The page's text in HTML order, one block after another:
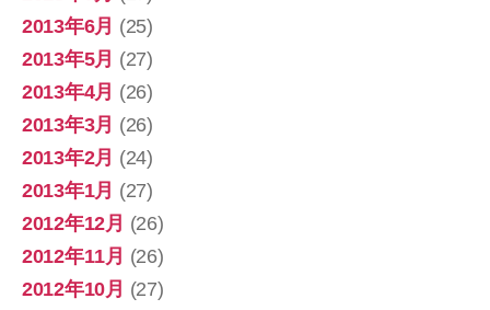
2013年6月 (25)
2013年5月 (27)
2013年4月 (26)
2013年3月 (26)
2013年2月 (24)
2013年1月 (27)
2012年12月 (26)
2012年11月 (26)
2012年10月 (27)